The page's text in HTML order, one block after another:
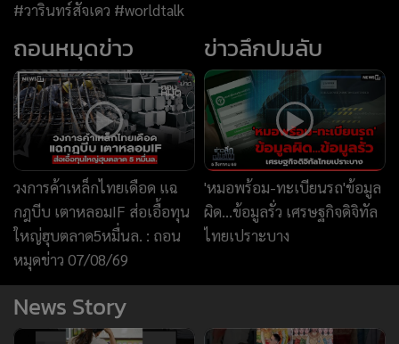
ใหญ่ฮุบตลาด5หมื่นล. : ถอน
หมุดข่าว 07/08/69
News Story
แพ้เสียงในหัว เบื้องหลังชุดนางสิบสอง
News Hour